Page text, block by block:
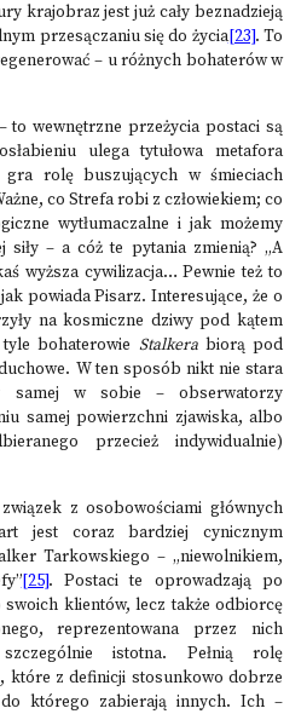
krajobraz jest już cały beznadzieją
przesączaniu się do życia[23]. To
– u różnych bohaterów w
to wewnętrzne przeżycia postaci są
ulega tytułowa metafora
rolę buszujących w śmieciach
co Strefa robi z człowiekiem; co
wytłumaczalne i jak możemy
– a cóż te pytania zmienią? „A
wyższa cywilizacja… Pewnie też to
powiada Pisarz. Interesujące, że o
na kosmiczne dziwy pod kątem
bohaterowie Stalkerabiorą pod
W ten sposób nikt nie stara
samej w sobie – obserwatorzy
samej powierzchni zjawiska, albo
przecież indywidualnie)
z osobowościami głównych
jest coraz bardziej cynicznym
Tarkowskiego – „niewolnikiem,
[25]. Postaci te oprowadzają po
klientów, lecz także odbiorcę
reprezentowana przez nich
istotna. Pełnią rolę
które z definicji stosunkowo dobrze
którego zabierają innych. Ich –